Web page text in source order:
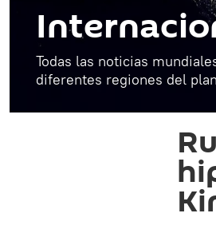
Todas las noticias
diferentes regiones del